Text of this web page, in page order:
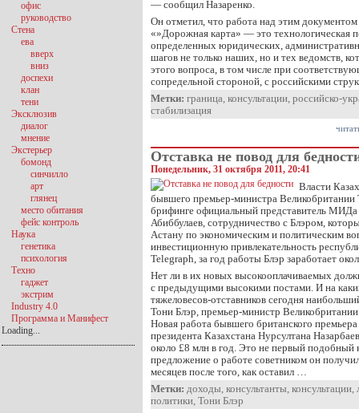
— сообщил Назаренко.
Он отметил, что работа над этим документом
«»Дорожная карта» — это технологическая
определенных юридических,
шагов не только наших, но и тех ведомств,
этого вопроса, в том числе при
сопредельной стороной, с российскими
Метки: граница, консультации, российско-
стабилизация
Отставка не повод для
Понедельник, 31 октября 2011, 20:41
Власти
бывшего премьер-министра Великобритании
брифинге официальный представитель МИДа
Абиббулаев, сотрудничество с Блэром,
Астану по экономическим и политическим
инвестиционную привлекательность
Telegraph, за год работы Блэр заработает
Нет ли в их новых высокооплачиваемых
с предыдущими высокими постами. И на
тяжеловесов-отставников сегодня
Тони Блэр, премьер-министр
Новая работа бывшего британского
президента Казахстана Нурсултана
около £8 млн в год. Это не первый подобный
предложение о работе советником он
месяцев после того, как оставил …
Метки: доходы, консультанты, консультации,
политики, Тони Блэр
офис
руководство
Стена
ева
вверх
вниз
доспехи
клан
тени
Эксклюзив
диалог
мнение
Экстерьер
бомонд
синчилло
арт
глянец
место обитания
фейс контроль
Наука
генетика
психология
Техно
гаджет
экстрим
Industry 4.0
Программа и Манифест
Loading...